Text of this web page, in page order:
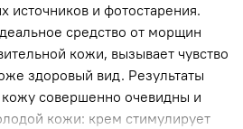
источников и фотостарения.
средство от морщин
кожи, вызывает чувство
здоровый вид. Результаты
кожу совершенно очевидны и
кожи: крем стимулирует